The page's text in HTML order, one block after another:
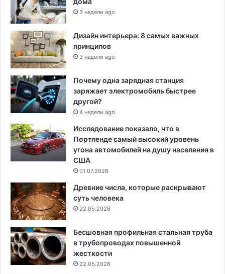
3 недели ago
Дизайн интерьера: 8 самых важных
принципов
3 недели ago
Почему одна зарядная станция
заряжает электромобиль быстрее
другой?
4 недели ago
Исследование показало, что в
Портленде самый высокий уровень
угона автомобилей на душу населения в
США
01.07.2026
Древние числа, которые раскрывают
суть человека
22.05.2026
Бесшовная профильная стальная труба
в трубопроводах повышенной
жесткости
22.05.2026